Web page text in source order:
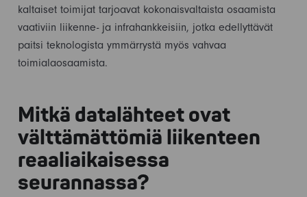
kaltaiset toimijat tarjoavat kokonaisvaltaista osaamista
vaativiin liikenne- ja infrahankkeisiin, jotka edellyttävät
paitsi teknologista ymmärrystä myös vahvaa
toimialaosaamista.
Mitkä datalähteet ovat
välttämättömiä liikenteen
reaaliaikaisessa
seurannassa?